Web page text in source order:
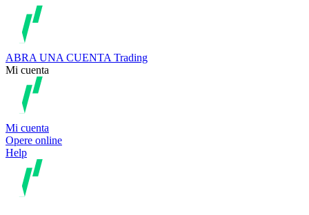
ABRA UNA CUENTA Trading
Mi cuenta
Mi cuenta
Opere online
Help